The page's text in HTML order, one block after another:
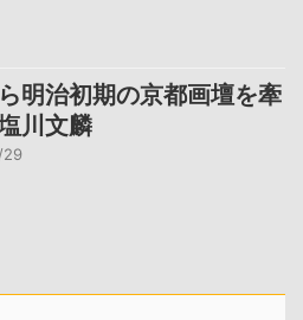
明治初期の京都画壇を牽
川文麟
29